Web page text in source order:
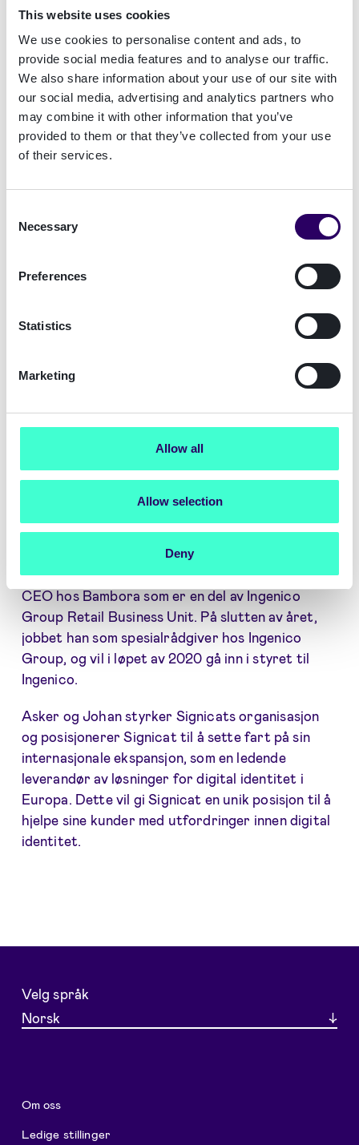
This website uses cookies
We use cookies to personalise content and ads, to
provide social media features and to analyse our traffic.
We also share information about your use of our site with
our social media, advertising and analytics partners who
may combine it with other information that you’ve
provided to them or that they’ve collected from your use
of their services.
Selection
Necessary
Preferences
Statistics
Marketing
Allow all
Allow selection
Deny
Asger Hattel har mer enn 20 års erfaring med
virksomheter innenfor finansielle tjenester,
teknologi og telekom. Han har tidligere vært
Group Executive Vice President hos Nets. Der
bidro han, som CEO for Merchant Services, med
President og leder for TDCs nordiske
Johan Tjärnberg, som nettopp er utpekt som
styreformann hos Signicat, har en solid bakgrunn
med å bygge opp globale fintechs, tidligere som
CEO hos Bambora som er en del av Ingenico
Group Retail Business Unit. På slutten av året,
jobbet han som spesialrådgiver hos Ingenico
Group, og vil i løpet av 2020 gå inn i styret til
Ingenico.
Asker og Johan styrker Signicats organisasjon
og posisjonerer Signicat til å sette fart på sin
internasjonale ekspansjon, som en ledende
leverandør av løsninger for digital identitet i
Europa. Dette vil gi Signicat en unik posisjon til å
hjelpe sine kunder med utfordringer innen digital
identitet.
Velg språk
Norsk
Om oss
Ledige stillinger